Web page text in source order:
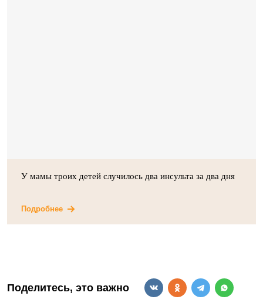
У мамы троих детей случилось два инсульта за два дня
Подробнее
Поделитесь, это важно